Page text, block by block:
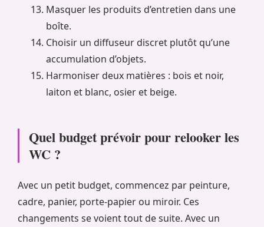
Masquer les produits d’entretien dans une
boîte.
Choisir un diffuseur discret plutôt qu’une
accumulation d’objets.
Harmoniser deux matières : bois et noir,
laiton et blanc, osier et beige.
Quel budget prévoir pour relooker les
WC ?
Avec un petit budget, commencez par peinture,
cadre, panier, porte-papier ou miroir. Ces
changements se voient tout de suite. Avec un